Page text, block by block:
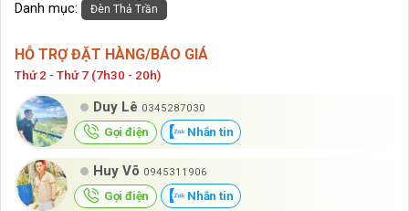
Danh mục: Đèn Thả Trần
HỖ TRỢ ĐẶT HÀNG/BÁO GIÁ
Thứ 2 - Thứ 7 (7h30 - 20h)
Duy Lê 0345287030
Gọi điện Nhắn tin
Huy Võ 0945311906
Gọi điện Nhắn tin